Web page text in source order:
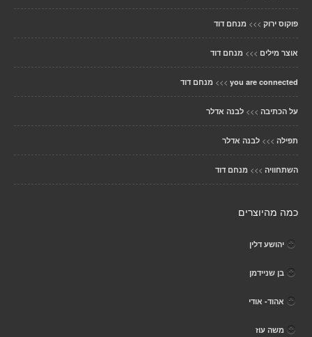
פוקוס ירוק >>> מנחם דוד
אוצר מילים >>> מנחם דוד
you are connected
>>> מנחם דוד
על הכתיבה >>> לבנה אדלר
תפילה >>> לבנה אדלר
השתחוויה >>> מנחם דוד
כמה מהיוצרים
יהושע דלין
בן שניידמן
אהוד- אודי
משה עוז